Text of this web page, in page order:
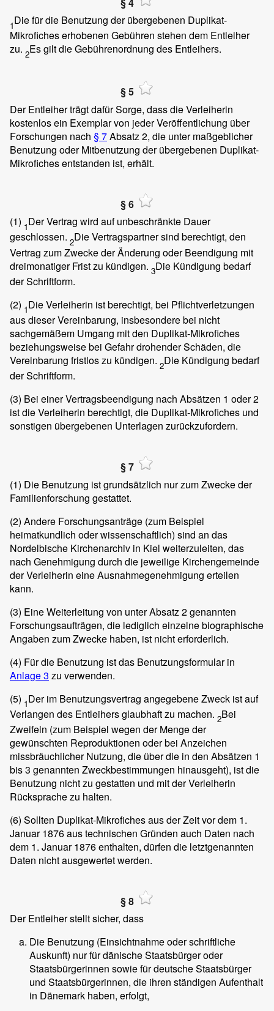
1Die für die Benutzung der übergebenen Duplikat-
Mikrofiches erhobenen Gebühren stehen dem Entleiher
zu. 2Es gilt die Gebührenordnung des Entleihers.
§ 5
Der Entleiher trägt dafür Sorge, dass die Verleiherin
kostenlos ein Exemplar von jeder Veröffentlichung über
Forschungen nach § 7Absatz 2, die unter maßgeblicher
Benutzung oder Mitbenutzung der übergebenen Duplikat-
Mikrofiches entstanden ist, erhält.
§ 6
(1) 1Der Vertrag wird auf unbeschränkte Dauer
geschlossen. 2Die Vertragspartner sind berechtigt, den
Vertrag zum Zwecke der Änderung oder Beendigung mit
dreimonatiger Frist zu kündigen. 3Die Kündigung bedarf
der Schriftform.
(2) 1Die Verleiherin ist berechtigt, bei Pflichtverletzungen
aus dieser Vereinbarung, insbesondere bei nicht
sachgemäßem Umgang mit den Duplikat-Mikrofiches
beziehungsweise bei Gefahr drohender Schäden, die
Vereinbarung fristlos zu kündigen. 2Die Kündigung bedarf
der Schriftform.
(3) Bei einer Vertragsbeendigung nach Absätzen 1 oder 2
ist die Verleiherin berechtigt, die Duplikat-Mikrofiches und
sonstigen übergebenen Unterlagen zurückzufordern.
§ 7
(1) Die Benutzung ist grundsätzlich nur zum Zwecke der
Familienforschung gestattet.
(2) Andere Forschungsanträge (zum Beispiel
heimatkundlich oder wissenschaftlich) sind an das
Nordelbische Kirchenarchiv in Kiel weiterzuleiten, das
nach Genehmigung durch die jeweilige Kirchengemeinde
der Verleiherin eine Ausnahmegenehmigung erteilen
kann.
(3) Eine Weiterleitung von unter Absatz 2 genannten
Forschungsaufträgen, die lediglich einzelne biographische
Angaben zum Zwecke haben, ist nicht erforderlich.
(4) Für die Benutzung ist das Benutzungsformular in
Anlage 3 zu verwenden.
(5) 1Der im Benutzungsvertrag angegebene Zweck ist auf
Verlangen des Entleihers glaubhaft zu machen. 2Bei
Zweifeln (zum Beispiel wegen der Menge der
gewünschten Reproduktionen oder bei Anzeichen
missbräuchlicher Nutzung, die über die in den Absätzen 1
bis 3 genannten Zweckbestimmungen hinausgeht), ist die
Benutzung nicht zu gestatten und mit der Verleiherin
Rücksprache zu halten.
(6) Sollten Duplikat-Mikrofiches aus der Zeit vor dem 1.
Januar 1876 aus technischen Gründen auch Daten nach
dem 1. Januar 1876 enthalten, dürfen die letztgenannten
Daten nicht ausgewertet werden.
§ 8
Der Entleiher stellt sicher, dass
Die Benutzung (Einsichtnahme oder schriftliche
Auskunft) nur für dänische Staatsbürger oder
Staatsbürgerinnen sowie für deutsche Staatsbürger
und Staatsbürgerinnen, die ihren ständigen Aufenthalt
in Dänemark haben, erfolgt,